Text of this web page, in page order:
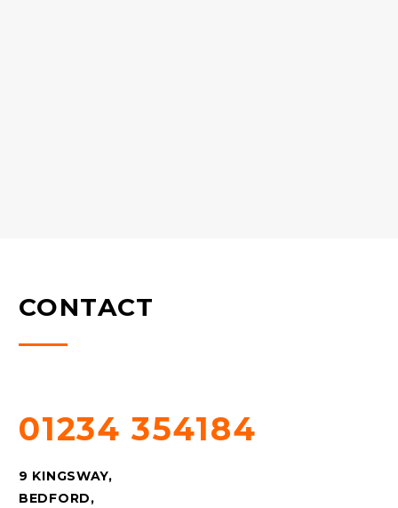
CONTACT
01234 354184
9 KINGSWAY,
BEDFORD,